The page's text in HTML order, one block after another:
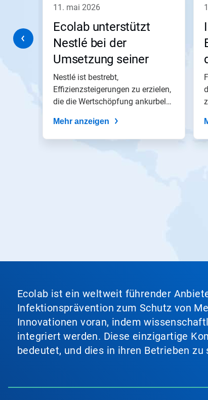
navigieren,
springen
Folien-
Punkten
Folie.
11. mai 2026
Ecolab unterstützt
Nestlé bei der
Umsetzung seiner
Wachstums-, Effizienz-
und
Nachhaltigkeitsziele​​​​​​​
Nestlé ist bestrebt,
Effizienzsteigerungen zu erzielen,
die die Wertschöpfung ankurbeln,
Mehr anzeigen
Ecolab ist ein weltweit führender
Infektionsprävention zum Schutz von
Innovationen voran, indem
integriert werden. Diese einzigartige
bedeutet, und dies in ihren Betrieben